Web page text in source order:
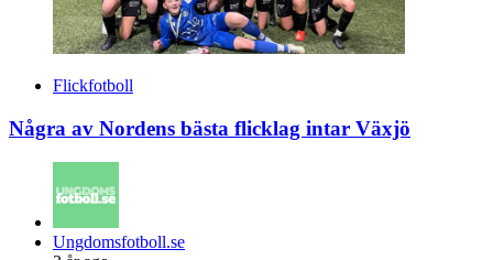
Flickfotboll
Några av Nordens bästa flicklag intar Växjö
Posted
Ungdomsfotboll.se